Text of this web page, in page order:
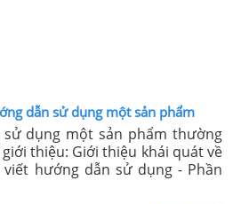
dẫn sử dụng một sản phẩm
dụng một sản phẩm thường
thiệu: Giới thiệu khái quát về
hướng dẫn sử dụng - Phần